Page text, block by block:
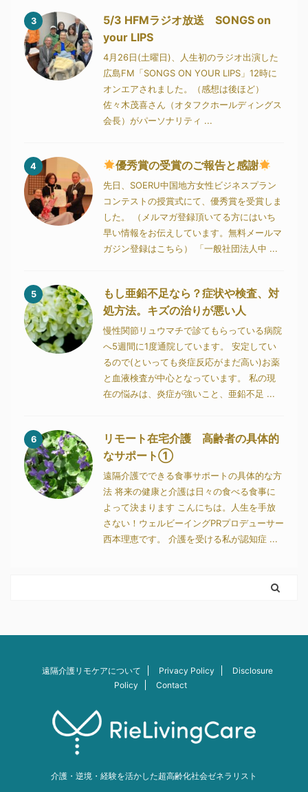
3
5/3 HFMラジオ放送 SONGS on
your LIPS
4月26日(土曜日)、人生初のラジオ出演した
広島FM「SONGS ON YOUR LIPS」12時に
オンエアされました。（感想は後ほど）
佐々木茂喜さん（オタフクホールディングス
会長）がパーソナリティ ...
4 優秀賞の受賞のご報告と感謝
先日、SOERU中国地方女性ビジネスプラン
コンテストの授賞式にて、優秀賞を受賞しま
した。 （メルマガ登録頂いてる方にはいち
早い情報をお伝えしています。無料メールマ
ガジン登録はこちら） 「一般社団法人中 ...
5
もし亜鉛不足なら？症状や検査、対
処方法。キズの治りが悪い人
慢性関節リュウマチで診てもらっている病院
へ5週間に1度通院しています。 安定してい
るので(といっても炎症反応がまだ高い)お薬
と血液検査が中心となっています。 私の現
在の悩みは、炎症が強いこと、亜鉛不足 ...
6
リモート在宅介護 高齢者の具体的
なサポート①
遠隔介護でできる食事サポートの具体的な方
法 将来の健康と介護は日々の食べる食事に
よって決まります こんにちは。人生を手放
さない！ウェルビーイングPRプロデューサー
西本理恵です。 介護を受ける私が認知症 ...
遠隔介護リモケアについて Privacy Policy
Disclosure
Policy
Contact
介護・逆境・経験を活かした超高齢化社会ゼネラリスト